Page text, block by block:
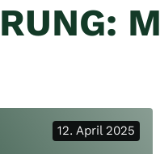
M
12. April 2025